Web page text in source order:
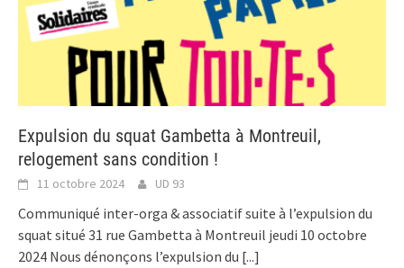
Expulsion du squat Gambetta à Montreuil,
relogement sans condition !
11 octobre 2024 UD 93
Communiqué inter-orga & associatif suite à l’expulsion du
squat situé 31 rue Gambetta à Montreuil jeudi 10 octobre
2024 Nous dénonçons l’expulsion du [...]